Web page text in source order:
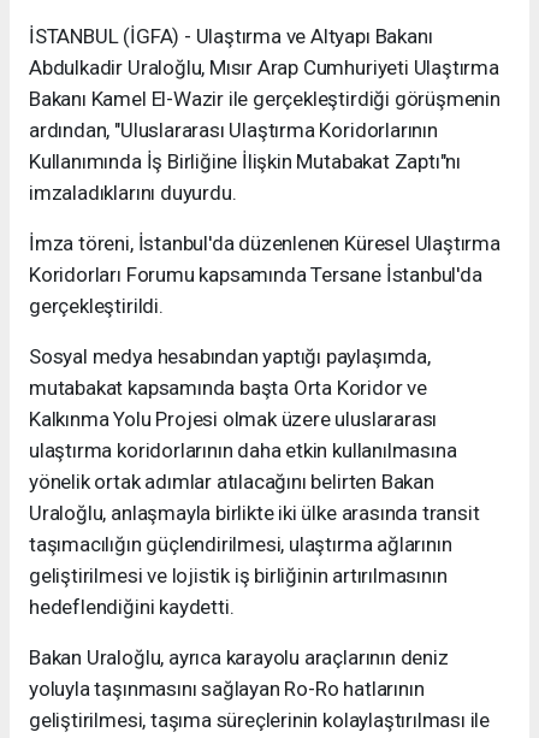
İSTANBUL (İGFA) - Ulaştırma ve Altyapı Bakanı
Abdulkadir Uraloğlu, Mısır Arap Cumhuriyeti Ulaştırma
Bakanı Kamel El-Wazir ile gerçekleştirdiği görüşmenin
ardından, "Uluslararası Ulaştırma Koridorlarının
Kullanımında İş Birliğine İlişkin Mutabakat Zaptı"nı
imzaladıklarını duyurdu.
İmza töreni, İstanbul'da düzenlenen Küresel Ulaştırma
Koridorları Forumu kapsamında Tersane İstanbul'da
gerçekleştirildi.
Sosyal medya hesabından yaptığı paylaşımda,
mutabakat kapsamında başta Orta Koridor ve
Kalkınma Yolu Projesi olmak üzere uluslararası
ulaştırma koridorlarının daha etkin kullanılmasına
yönelik ortak adımlar atılacağını belirten Bakan
Uraloğlu, anlaşmayla birlikte iki ülke arasında transit
taşımacılığın güçlendirilmesi, ulaştırma ağlarının
geliştirilmesi ve lojistik iş birliğinin artırılmasının
hedeflendiğini kaydetti.
Bakan Uraloğlu, ayrıca karayolu araçlarının deniz
yoluyla taşınmasını sağlayan Ro-Ro hatlarının
geliştirilmesi, taşıma süreçlerinin kolaylaştırılması ile